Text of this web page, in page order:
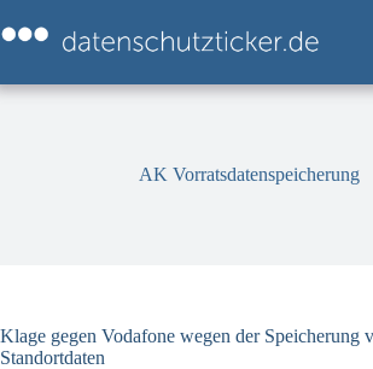
Inhalt
springen
AK Vorratsdatenspeicherung
Klage gegen Vodafone wegen der Speicherung
Standortdaten